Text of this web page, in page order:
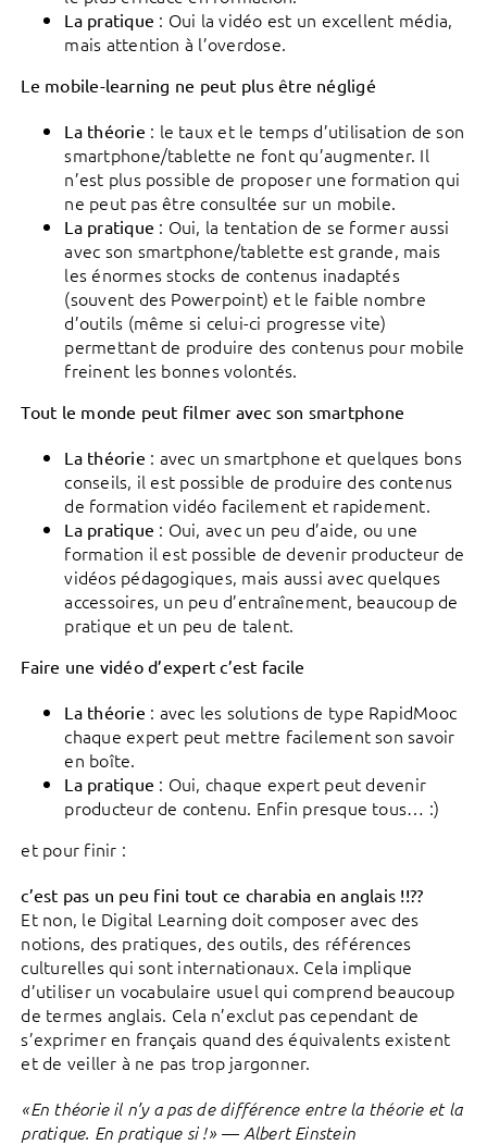
La pratique : Oui la vidéo est un excellent média,
mais attention à l’overdose.
Le mobile-learning ne peut plus être négligé
La théorie : le taux et le temps d’utilisation de son
smartphone/tablette ne font qu’augmenter. Il
n’est plus possible de proposer une formation qui
ne peut pas être consultée sur un mobile.
La pratique : Oui, la tentation de se former aussi
avec son smartphone/tablette est grande, mais
les énormes stocks de contenus inadaptés
(souvent des Powerpoint) et le faible nombre
d’outils (même si celui-ci progresse vite)
permettant de produire des contenus pour mobile
freinent les bonnes volontés.
Tout le monde peut filmer avec son smartphone
La théorie : avec un smartphone et quelques bons
conseils, il est possible de produire des contenus
de formation vidéo facilement et rapidement.
La pratique : Oui, avec un peu d’aide, ou une
formation il est possible de devenir producteur de
vidéos pédagogiques, mais aussi avec quelques
accessoires, un peu d’entraînement, beaucoup de
pratique et un peu de talent.
Faire une vidéo d’expert c’est facile
La théorie : avec les solutions de type RapidMooc
chaque expert peut mettre facilement son savoir
en boîte.
La pratique : Oui, chaque expert peut devenir
producteur de contenu. Enfin presque tous… :)
et pour finir :
c’est pas un peu fini tout ce charabia en anglais !!??
Et non, le Digital Learning doit composer avec des
notions, des pratiques, des outils, des références
culturelles qui sont internationaux. Cela implique
d’utiliser un vocabulaire usuel qui comprend beaucoup
de termes anglais. Cela n’exclut pas cependant de
s’exprimer en français quand des équivalents existent
et de veiller à ne pas trop jargonner.
«En théorie il n’y a pas de différence entre la théorie et la
pratique. En pratique si !» — Albert Einstein